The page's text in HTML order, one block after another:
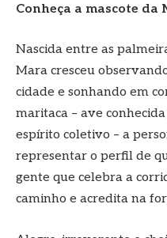
Conheça a mascote da
Nascida entre as
Mara cresceu
cidade e sonhando em
maritaca – ave
espírito coletivo – a
representar o perfil de
gente que celebra a
caminho e acredita na